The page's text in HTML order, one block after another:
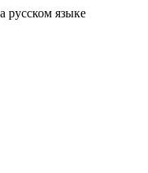
русском языке